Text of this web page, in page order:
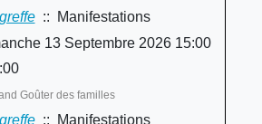
greffe:: Manifestations
13 Septembre 2026 15:00
Goûter des familles
greffe:: Manifestations